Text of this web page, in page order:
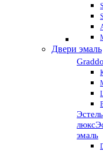
Двери эмаль
Эстель
люкс
эмаль